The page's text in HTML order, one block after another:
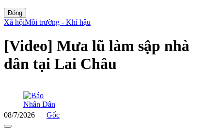
Đóng
Xã hộiMôi trường - Khí hậu
[Video] Mưa lũ làm sập nhà
dân tại Lai Châu
08/7/2026 Gốc